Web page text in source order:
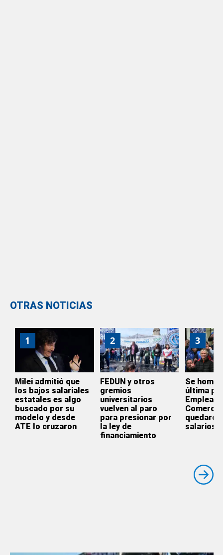
OTRAS NOTICIAS
1
Milei admitió que
los bajos salariales
estatales es algo
buscado por su
modelo y desde
ATE lo cruzaron
2
FEDUN y otros
gremios
universitarios
vuelven al paro
para presionar por
la ley de
financiamiento
3
Se
última
salarios